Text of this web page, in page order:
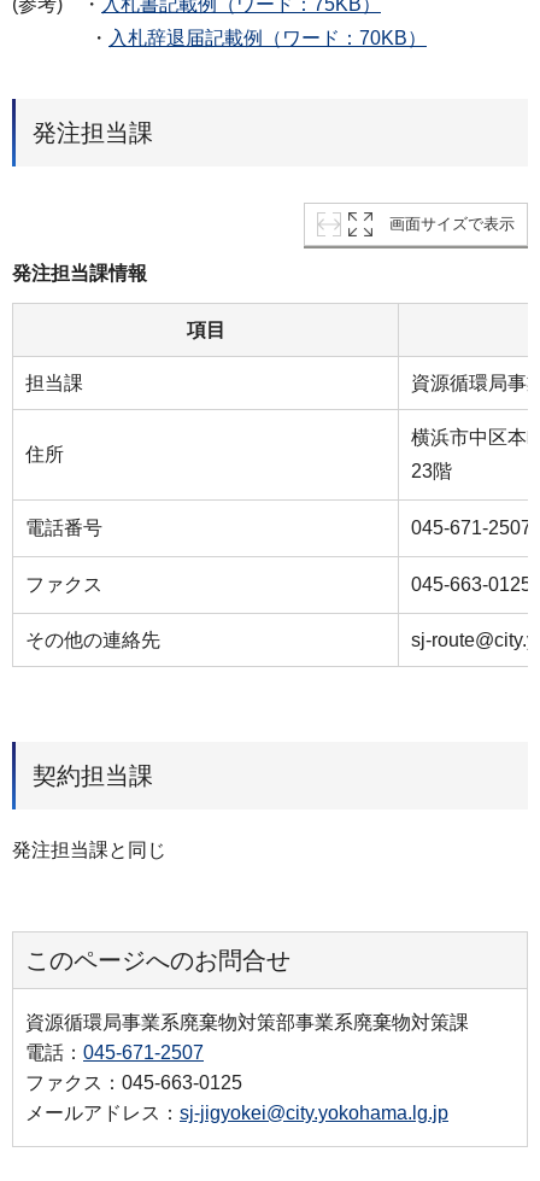
・ 入札辞退届記載例（ワード：70KB）
発注担当課
画面サイズで表示
発注担当課情報
項目
担当課 資源循環局事
住所
横浜市中区本
23階
電話番号 045-671-2507
ファクス 045-663-0125
その他の連絡先 sj-
契約担当課
発注担当課と同じ
このページへのお問合せ
資源循環局事業系廃棄物対策部事業系廃棄物対策課
電話： 045-671-2507
ファクス：045-663-0125
メールアドレス： sj-jigyokei@city.yokohama.lg.jp